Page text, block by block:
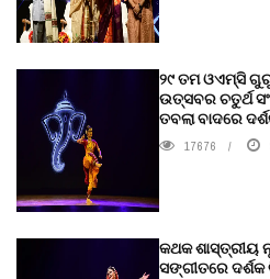
୨୯ ତମ ଓଏମ୍‌ସି
ଉତ୍ସବର ଚତୁର୍ଥ
ତବଲା ବାଦରେ
17676
କଥକ ଶାସ୍ତ୍ରୀୟ
ସଙ୍ଗୀତରେ